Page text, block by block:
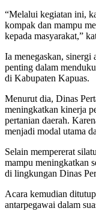
“Melalui kegiatan ini,
kompak dan mampu
kepada masyarakat,”
Ia menegaskan, sinergi
penting dalam
di Kabupaten Kapuas.
Menurut dia, Dinas
meningkatkan kinerja
pertanian daerah.
menjadi modal utama
Selain mempererat
mampu meningkatkan
di lingkungan Dinas
Acara kemudian
antarpegawai dalam